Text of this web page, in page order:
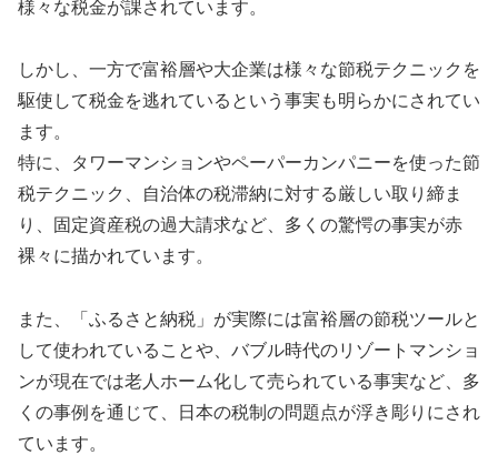
様々な税金が課されています。
しかし、一方で富裕層や大企業は様々な節税テクニックを
駆使して税金を逃れているという事実も明らかにされてい
ます。
特に、タワーマンションやペーパーカンパニーを使った節
税テクニック、自治体の税滞納に対する厳しい取り締ま
り、固定資産税の過大請求など、多くの驚愕の事実が赤
裸々に描かれています。
また、「ふるさと納税」が実際には富裕層の節税ツールと
して使われていることや、バブル時代のリゾートマンショ
ンが現在では老人ホーム化して売られている事実など、多
くの事例を通じて、日本の税制の問題点が浮き彫りにされ
ています。